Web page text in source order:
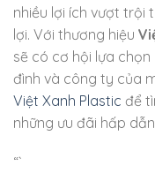
nhiều lợi ích vượt trội
lợi. Với thương hiệu
sẽ có cơ hội lựa
đình và công ty của
Việt Xanh Plastic để
những ưu đãi hấp
“`